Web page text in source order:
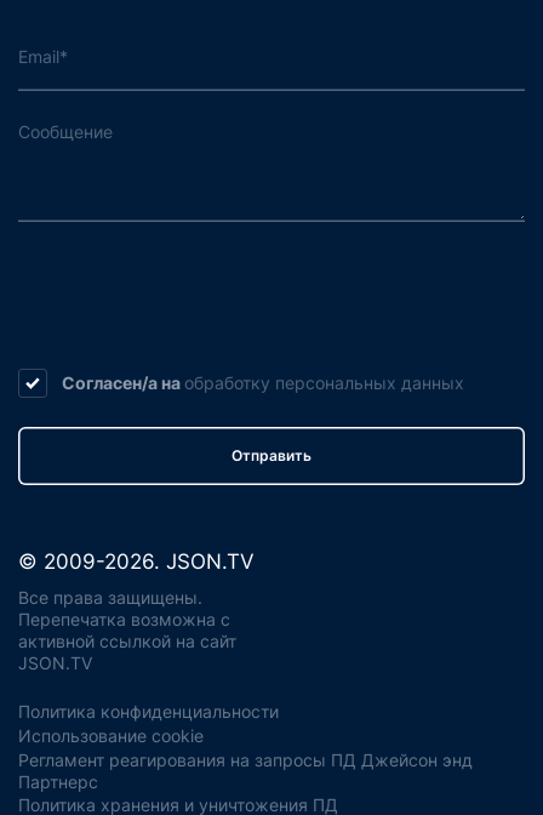
Согласен/а на обработку персональных данных
Отправить
© 2009-2026. JSON.TV
Все права защищены.
Перепечатка возможна с
активной ссылкой на сайт
JSON.TV
Политика конфиденциальности
Использование cookie
Регламент реагирования на запросы ПД Джейсон энд
Партнерс
Политика хранения и уничтожения ПД